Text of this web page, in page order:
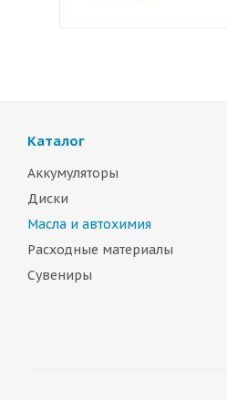
Каталог
Аккумуляторы
Диски
Масла и автохимия
Расходные материалы
Сувениры